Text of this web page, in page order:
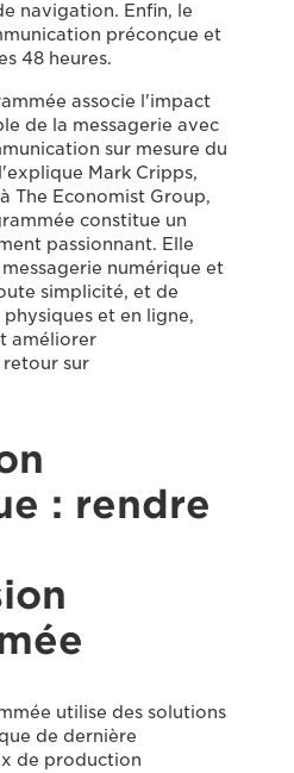
navigation. Enfin, le
préconçue et
48 heures.
associe l'impact
de la messagerie avec
sur mesure du
Mark Cripps,
The Economist Group,
constitue un
passionnant. Elle
numérique et
simplicité, et de
et en ligne,
améliorer
sur
: rendre
utilise des solutions
de dernière
de production